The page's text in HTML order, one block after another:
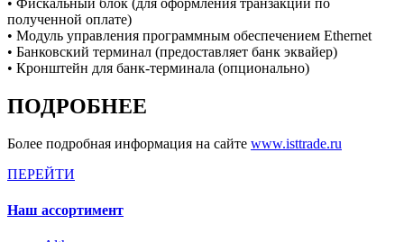
полученной оплате)
• Модуль управления программным обеспечением Ethernet
• Банковский терминал (предоставляет банк эквайер)
• Кронштейн для банк-терминала (опционально)
ПОДРОБНЕЕ
Более подробная информация на сайте www.isttrade.ru
ПЕРЕЙТИ
Наш ассортимент